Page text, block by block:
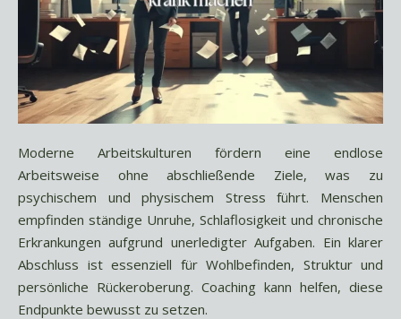
Moderne Arbeitskulturen fördern eine endlose
Arbeitsweise ohne abschließende Ziele, was zu
psychischem und physischem Stress führt. Menschen
empfinden ständige Unruhe, Schlaflosigkeit und chronische
Erkrankungen aufgrund unerledigter Aufgaben. Ein klarer
Abschluss ist essenziell für Wohlbefinden, Struktur und
persönliche Rückeroberung. Coaching kann helfen, diese
Endpunkte bewusst zu setzen.